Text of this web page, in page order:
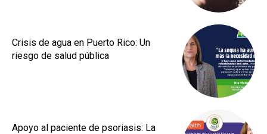
Crisis de agua en Puerto Rico: Un
riesgo de salud pública
Apoyo al paciente de psoriasis: La